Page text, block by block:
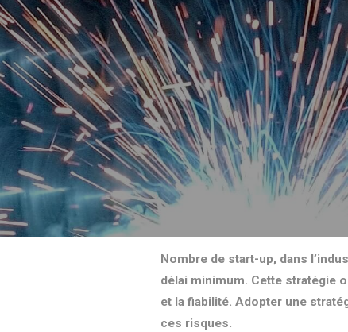
Nombre de start-up, dans
délai minimum. Cette stratégie
et la fiabilité. Adopter une
ces risques.